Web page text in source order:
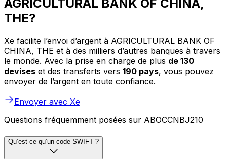
AGRICULTURAL BANK OF CHINA,
THE?
Xe facilite l’envoi d’argent à AGRICULTURAL BANK OF
CHINA, THE et à des milliers d’autres banques à travers
le monde. Avec la prise en charge de plus de 130
devises et des transferts vers 190 pays, vous pouvez
envoyer de l’argent en toute confiance.
Envoyer avec Xe
Questions fréquemment posées sur ABOCCNBJ210
Qu’est-ce qu’un code SWIFT ?